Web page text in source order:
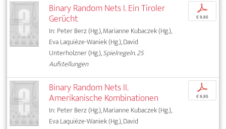
Binary Random Nets I. Ein Tiroler
Gerücht
In: Peter Berz (Hg.), Marianne Kubaczek (Hg.),
Eva Laquièze-Waniek (Hg.), David
Unterholzner (Hg.),Spielregeln. 25
Aufstellungen
p
€ 9,95
Binary Random Nets II.
Amerikanische Kombinationen
In: Peter Berz (Hg.), Marianne Kubaczek (Hg.),
Eva Laquièze-Waniek (Hg.), David
p
€ 9,95